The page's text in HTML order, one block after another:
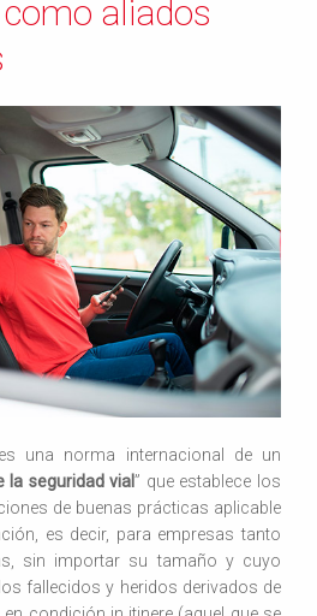
aliados
una norma internacional de un
la seguridad vial” que establece los
de buenas prácticas aplicable
es decir, para empresas tanto
sin importar su tamaño y cuyo
fallecidos y heridos derivados de